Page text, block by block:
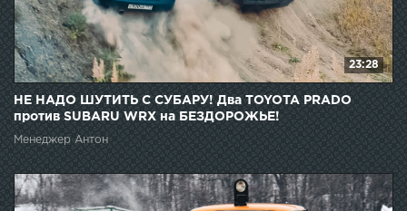
23:28
НЕ НАДО ШУТИТЬ С СУБАРУ! Два TOYOTA PRADO
против SUBARU WRX на БЕЗДОРОЖЬЕ!
Менеджер Антон